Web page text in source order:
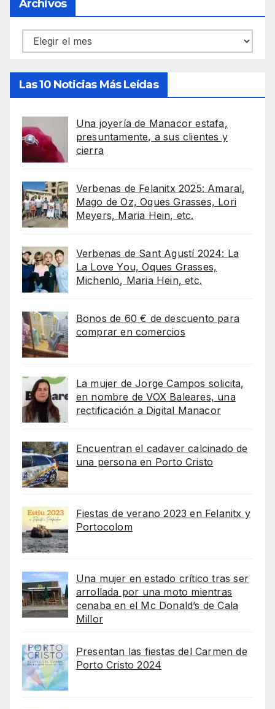
Archivos
Archivos
Las 10 Noticias Más Leídas
Una joyería de Manacor estafa,
presuntamente, a sus clientes y
cierra
Verbenas de Felanitx 2025: Amaral,
Mago de Oz, Oques Grasses, Lori
Meyers, Maria Hein, etc.
Verbenas de Sant Agustí 2024: La
La Love You, Oques Grasses,
Michenlo, Maria Hein, etc.
Bonos de 60 € de descuento para
comprar en comercios
La mujer de Jorge Campos solicita,
en nombre de VOX Baleares, una
rectificación a Digital Manacor
Encuentran el cadaver calcinado de
una persona en Porto Cristo
Fiestas de verano 2023 en Felanitx y
Portocolom
Una mujer en estado crítico tras ser
arrollada por una moto mientras
cenaba en el Mc Donald’s de Cala
Millor
Presentan las fiestas del Carmen de
Porto Cristo 2024